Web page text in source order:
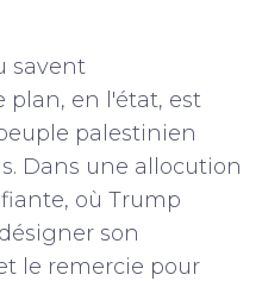
savent
en l'état, est
palestinien
Dans une allocution
où Trump
son
le remercie pour